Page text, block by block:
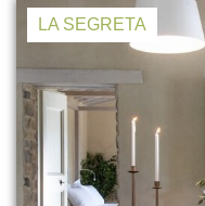
LA SEGRETA